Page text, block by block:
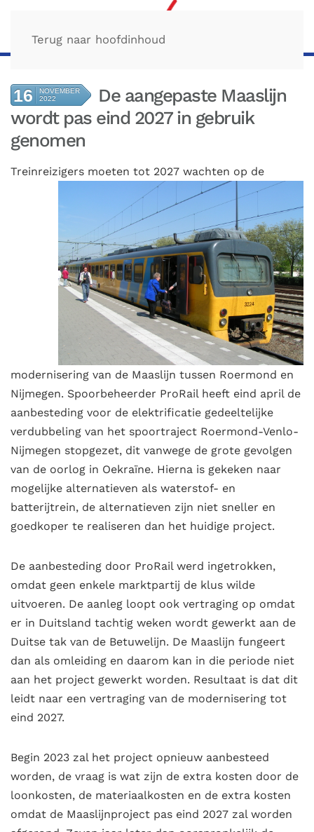
Terug naar hoofdinhoud
16
NOVEMBER
2022
De aangepaste Maaslijn
wordt pas eind 2027 in gebruik
genomen
Treinreizigers moeten tot 2027 wachten op de
modernisering van de Maaslijn tussen Roermond en
Nijmegen. Spoorbeheerder ProRail heeft eind april de
aanbesteding voor de elektrificatie gedeeltelijke
verdubbeling van het spoortraject Roermond-Venlo-
Nijmegen stopgezet, dit vanwege de grote gevolgen
van de oorlog in Oekraïne. Hierna is gekeken naar
mogelijke alternatieven als waterstof- en
batterijtrein, de alternatieven zijn niet sneller en
goedkoper te realiseren dan het huidige project.
De aanbesteding door ProRail werd ingetrokken,
omdat geen enkele marktpartij de klus wilde
uitvoeren. De aanleg loopt ook vertraging op omdat
er in Duitsland tachtig weken wordt gewerkt aan de
Duitse tak van de Betuwelijn. De Maaslijn fungeert
dan als omleiding en daarom kan in die periode niet
aan het project gewerkt worden. Resultaat is dat dit
leidt naar een vertraging van de modernisering tot
eind 2027.
Begin 2023 zal het project opnieuw aanbesteed
worden, de vraag is wat zijn de extra kosten door de
loonkosten, de materiaalkosten en de extra kosten
omdat de Maaslijnproject pas eind 2027 zal worden